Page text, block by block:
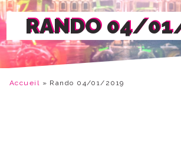
RANDO 04/
Accueil » Rando 04/01/2019